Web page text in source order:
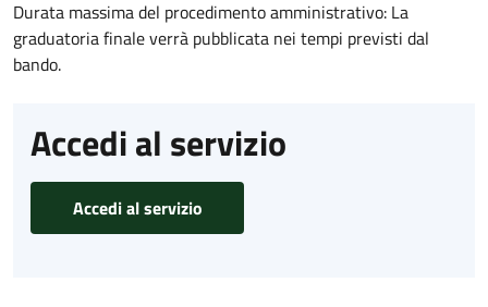
Durata massima del procedimento amministrativo: La
graduatoria finale verrà pubblicata nei tempi previsti dal
bando.
Accedi al servizio
Accedi al servizio